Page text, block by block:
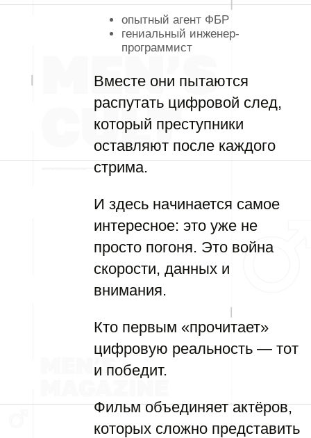
опытный агент ФБР
гениальный инженер-
программист
Вместе они пытаются
распутать цифровой след,
который преступники
оставляют после каждого
стрима.
И здесь начинается самое
интересное: это уже не
просто погоня. Это война
скорости, данных и
внимания.
Кто первым «прочитает»
цифровую реальность — тот
и победит.
Фильм объединяет актёров,
которых сложно представить